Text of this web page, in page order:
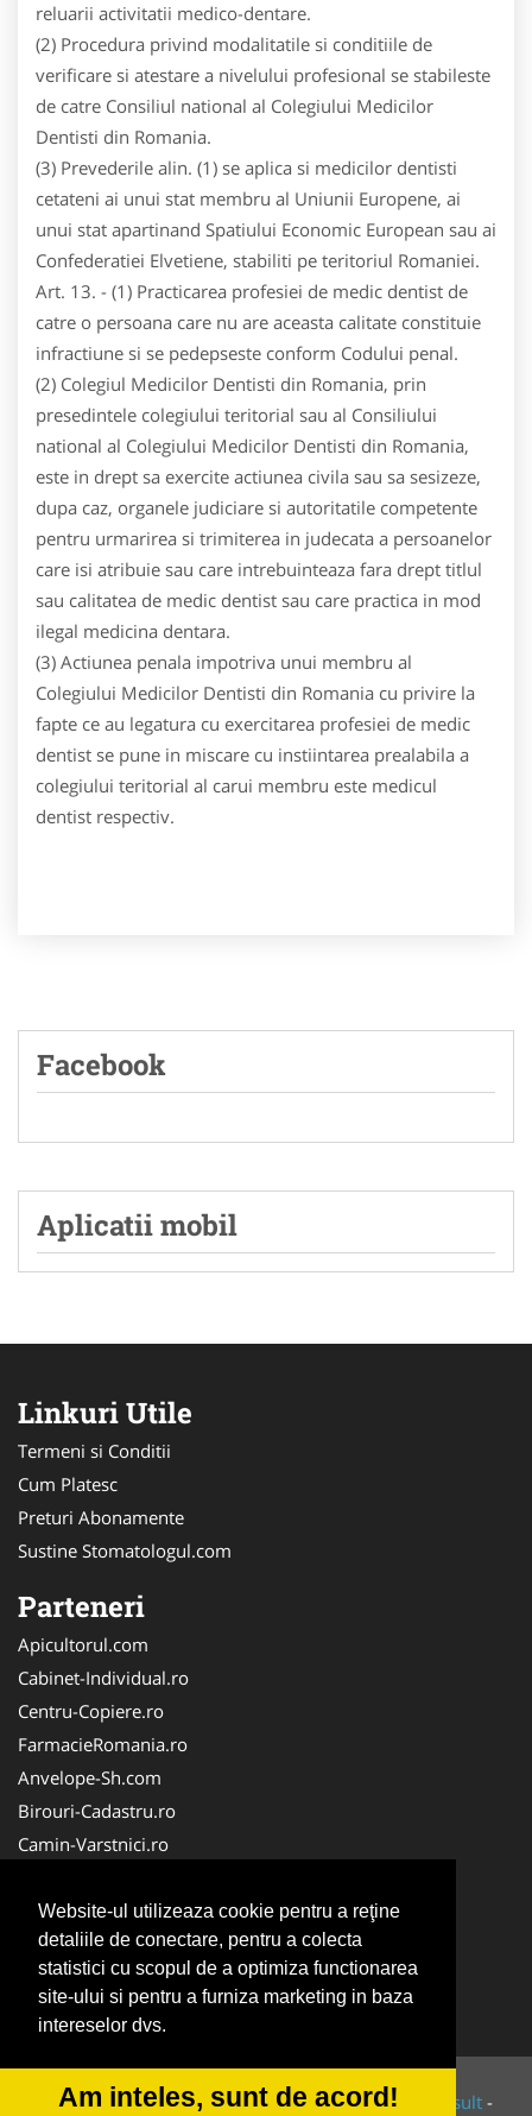
Website-ul utilizeaza cookie pentru a reţine
detaliile de conectare, pentru a colecta
statistici cu scopul de a optimiza functionarea
site-ului si pentru a furniza marketing in baza
intereselor dvs.
Am inteles, sunt de acord!
reluarii activitatii medico-dentare.
(2) Procedura privind modalitatile si conditiile de
verificare si atestare a nivelului profesional se stabileste
de catre Consiliul national al Colegiului Medicilor
Dentisti din Romania.
(3) Prevederile alin. (1) se aplica si medicilor dentisti
cetateni ai unui stat membru al Uniunii Europene, ai
unui stat apartinand Spatiului Economic European sau ai
Confederatiei Elvetiene, stabiliti pe teritoriul Romaniei.
Art. 13. - (1) Practicarea profesiei de medic dentist de
catre o persoana care nu are aceasta calitate constituie
infractiune si se pedepseste conform Codului penal.
(2) Colegiul Medicilor Dentisti din Romania, prin
presedintele colegiului teritorial sau al Consiliului
national al Colegiului Medicilor Dentisti din Romania,
este in drept sa exercite actiunea civila sau sa sesizeze,
dupa caz, organele judiciare si autoritatile competente
pentru urmarirea si trimiterea in judecata a persoanelor
care isi atribuie sau care intrebuinteaza fara drept titlul
sau calitatea de medic dentist sau care practica in mod
ilegal medicina dentara.
(3) Actiunea penala impotriva unui membru al
Colegiului Medicilor Dentisti din Romania cu privire la
fapte ce au legatura cu exercitarea profesiei de medic
dentist se pune in miscare cu instiintarea prealabila a
colegiului teritorial al carui membru este medicul
dentist respectiv.
Facebook
Aplicatii mobil
Linkuri Utile
Termeni si Conditii
Cum Platesc
Preturi Abonamente
Sustine Stomatologul.com
Parteneri
Apicultorul.com
Cabinet-Individual.ro
Centru-Copiere.ro
FarmacieRomania.ro
Anvelope-Sh.com
Birouri-Cadastru.ro
Camin-Varstnici.ro
Cabinet-Ginecologic.ro
Cabinet-Psihologie.com
Clinica-Privata.ro
InchiriereToaleteEcologice.ro
© 2014-2026 Powered byVilonMedia&Tokaido Consult -